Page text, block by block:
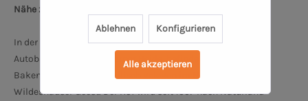
Nähe zum Oldenburger Schloss: 34 km
In der Nähe von Oldenburg und Bremen, 10 km nördlich des
Autobahndreiecks Ahlhorner Heide, befindet sich der Biohof
Bakenhus, ruhig und idyllisch gelegen im Naturpark
Wildeshauser Geest. Der Hof wird seit 1997 nach Naturland-
Ablehnen Konfigurieren
Alle akzeptieren